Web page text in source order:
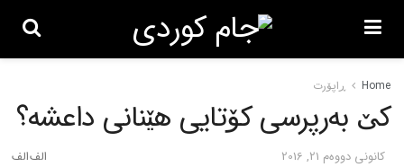
Home ڕاپۆرت
کێ به‌رپرسی کۆتایی هێنانی داعشه‌؟
كانونی دووه‌م 21, 2016